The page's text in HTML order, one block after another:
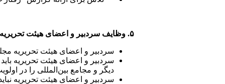
۵. وظایف سردبیر و اعضای هیئت تحریریه
سردبیر و اعضای هیئت تحریریه
سردبیر و اعضای هیئت تحریریه
دیگر و مجامع بین‌المللی را در
سردبیر و اعضای هیئت تحریریه